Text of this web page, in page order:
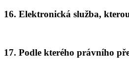
16. Elektronická služba,
17. Podle kterého právního